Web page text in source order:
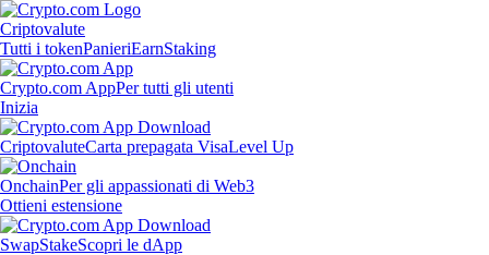
Criptovalute
Tutti i tokenPanieriEarnStaking
Crypto.com AppPer tutti gli utenti
Inizia
CriptovaluteCarta prepagata VisaLevel Up
OnchainPer gli appassionati di Web3
Ottieni estensione
SwapStakeScopri le dApp